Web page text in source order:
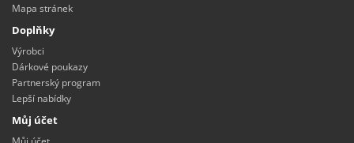
Mapa stránek
Doplňky
Výrobci
Dárkové poukazy
Partnerský program
Lepší nabídky
Můj účet